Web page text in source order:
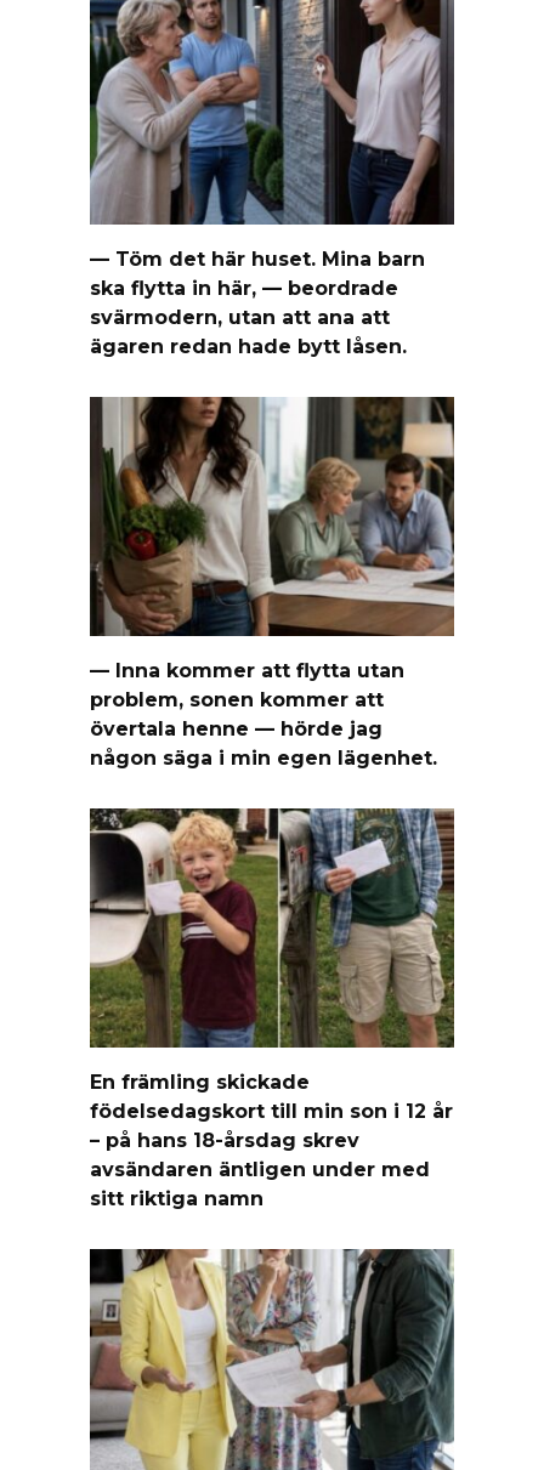
— Töm det här huset. Mina barn
ska flytta in här, — beordrade
svärmodern, utan att ana att
ägaren redan hade bytt låsen.
— Inna kommer att flytta utan
problem, sonen kommer att
övertala henne — hörde jag
någon säga i min egen lägenhet.
En främling skickade
födelsedagskort till min son i 12 år
– på hans 18-årsdag skrev
avsändaren äntligen under med
sitt riktiga namn